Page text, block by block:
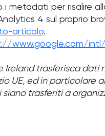
per risalire
4 sul proprio
articolo.
www.google.com/
trasferisca dati
UE, ed in particolare
trasferiti a